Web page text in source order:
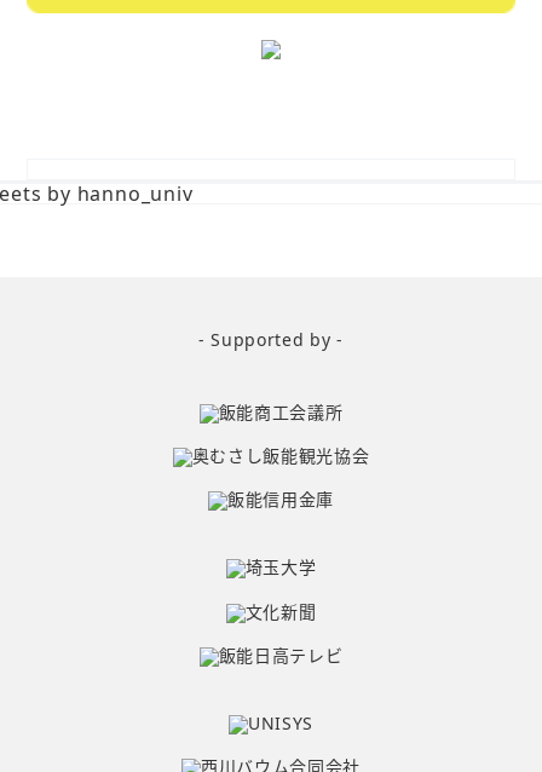
by hanno_univ
- Supported by -